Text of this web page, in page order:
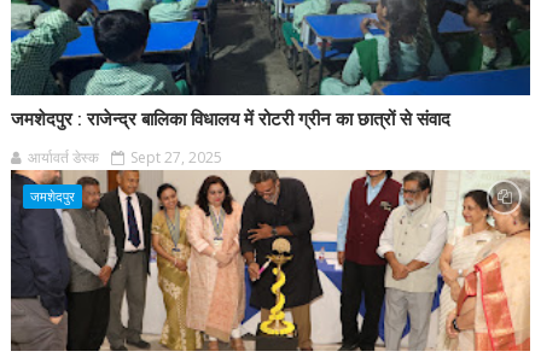
जमशेदपुर : राजेन्द्र बालिका विधालय में रोटरी ग्रीन का छात्रों से संवाद
आर्यावर्त डेस्क Sept 27, 2025
जमशेदपुर